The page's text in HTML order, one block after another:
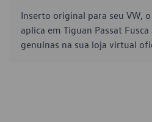
Inserto original para seu VW,
aplica em Tiguan Passat Fusca
genuínas na sua loja virtual